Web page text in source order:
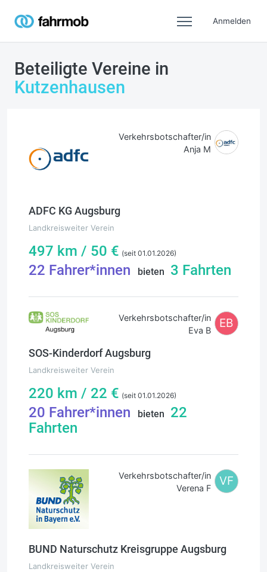
Anmelden
Beteiligte Vereine in
Kutzenhausen
ADFC KG Augsburg
Landkreisweiter Verein
497 km / 50 € (seit 01.01.2026)
22 Fahrer*innen bieten 3 Fahrten
Verkehrsbotschafter/in
Anja M
SOS-Kinderdorf Augsburg
Landkreisweiter Verein
220 km / 22 € (seit 01.01.2026)
20 Fahrer*innen bieten
22
Fahrten
EB
Verkehrsbotschafter/in
Eva B
BUND Naturschutz Kreisgruppe Augsburg
Landkreisweiter Verein
VF
Verkehrsbotschafter/in
Verena F